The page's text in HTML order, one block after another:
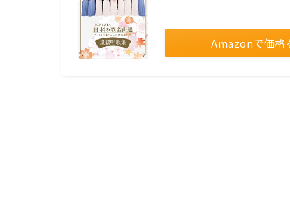
Amazonで価格